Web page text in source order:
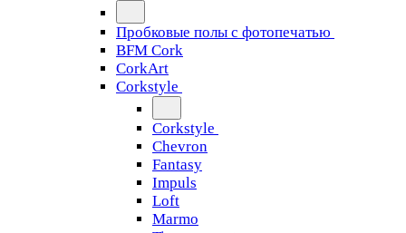
Пробковые полы с фотопечатью
BFM Cork
CorkArt
Corkstyle
Corkstyle
Chevron
Fantasy
Impuls
Loft
Marmo